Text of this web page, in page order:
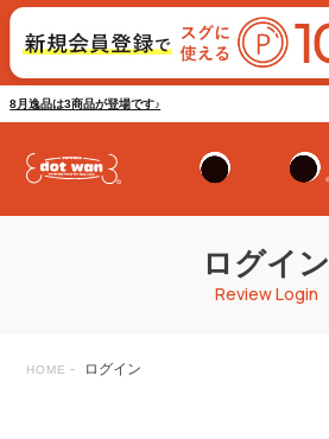
8月逸品は3商品が登場です♪
ログイン
Review Login
HOME ログイン